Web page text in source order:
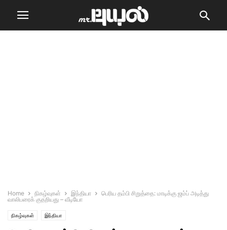
Home நிகழ்வுகள் இந்தியா
பெரிய தம்பி சிறுத்தை: மாடிக்கு ஜம்ப் அடித்து
வாலிபரைக் குதறியது – வீடியோ
நிகழ்வுகள் இந்தியா